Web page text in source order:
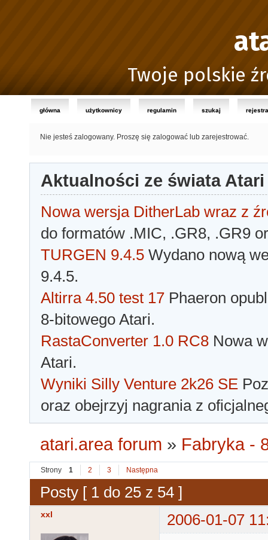
Twoje polskie
główna użytkownicy regulamin szukaj
Nie jesteś zalogowany. Proszę się zalogować lub zarejestrować.
Aktualności ze świata Atari
Nowa wersja DitherLab wraz z
do formatów .MIC, .GR8, .GR9
TURGEN 9.4.5 Wydano nową
9.4.5.
Altirra 4.50 test 17 Phaeron
8-bitowego Atari.
RastaConverter 1.0 RC8 Nowa
Atari.
Wyniki Silly Venture 2k26 SE
oraz obejrzyj nagrania z
atari.area forum » Fabryka -
Strony 1 2 3 Następna
Posty [ 1 do 25 z 54 ]
xxl 2006-01-07